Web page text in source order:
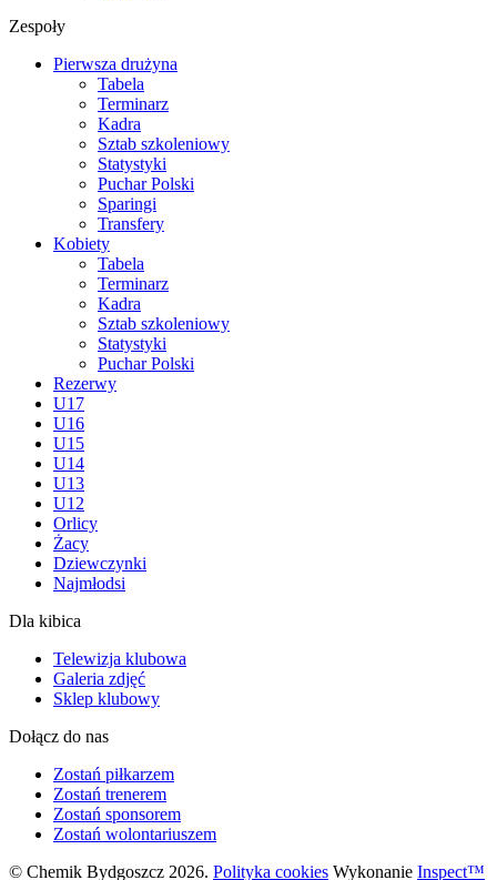
Zespoły
Pierwsza drużyna
Tabela
Terminarz
Kadra
Sztab szkoleniowy
Statystyki
Puchar Polski
Sparingi
Transfery
Kobiety
Tabela
Terminarz
Kadra
Sztab szkoleniowy
Statystyki
Puchar Polski
Rezerwy
U17
U16
U15
U14
U13
U12
Orlicy
Żacy
Dziewczynki
Najmłodsi
Dla kibica
Telewizja klubowa
Galeria zdjęć
Sklep klubowy
Dołącz do nas
Zostań piłkarzem
Zostań trenerem
Zostań sponsorem
Zostań wolontariuszem
© Chemik Bydgoszcz 2026. Polityka cookies Wykonanie Inspect™